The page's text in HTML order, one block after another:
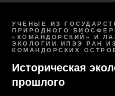
УЧЕНЫЕ ИЗ
ПРИРОДНОГО
«КОМАНДОРСКИЙ» И
ЭКОЛОГИИ ИПЭЭ РАН
КОМАНДОРСКИХ
Историческая
прошлого